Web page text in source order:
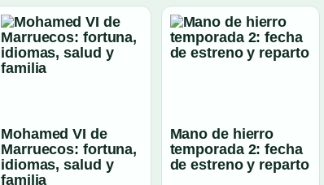
Mohamed VI de
Marruecos: fortuna,
idiomas, salud y
familia
Mano de hierro
temporada 2: fecha
de estreno y reparto